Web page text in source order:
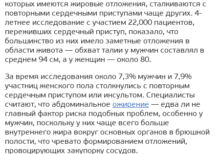
которых имеются жировые отложения, сталкиваются с
повторными сердечными приступами чаще других. 4-
летнее исследование с участием 22,000 пациентов,
переживших сердечный приступ, показало, что
большинство из них имело заметные отложения в
области живота — обхват талии у мужчин составлял в
среднем 94 см, а у женщин — около 80.
За время исследования около 7,3% мужчин и 7,9%
участниц женского пола столкнулись с повторным
сердечным приступом или инсультом. Специалисты
считают, что абдоминальное ожирение — едва ли не
главный фактор риска подобных проблем, особенно у
мужчин, поскольку у них чаще всего больше
внутреннего жира вокруг основных органов в брюшной
полости, что чревато формированием отложений,
провоцирующих закупорку сосудов.